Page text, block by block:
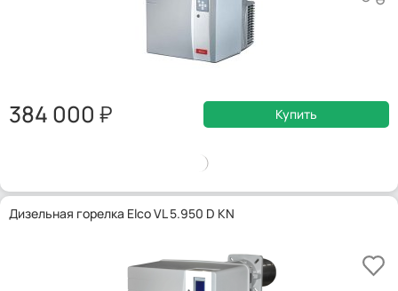
384 000 Купить
Дизельная горелка Elco VL 5.950 D KN